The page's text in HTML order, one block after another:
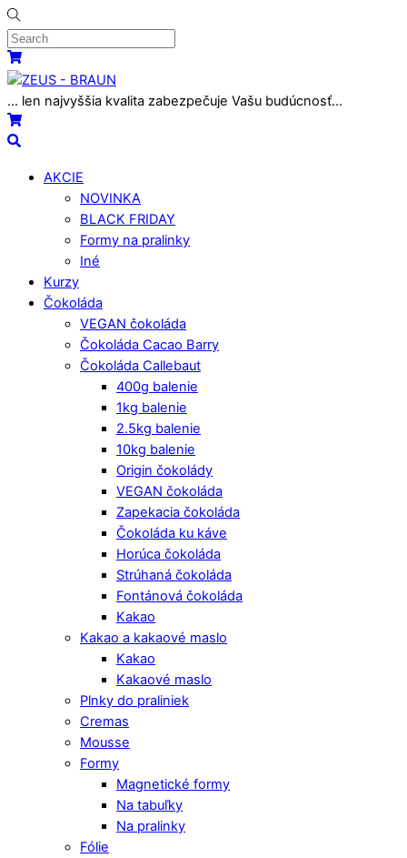
Skip
to
content
Menu
Cart
... len najvyššia kvalita zabezpečuje Vašu budúcnosť...
Cart
Search
AKCIE
NOVINKA
BLACK FRIDAY
Formy na pralinky
Iné
Kurzy
Čokoláda
VEGAN čokoláda
Čokoláda Cacao Barry
Čokoláda Callebaut
400g balenie
1kg balenie
2.5kg balenie
10kg balenie
Origin čokolády
VEGAN čokoláda
Zapekacia čokoláda
Čokoláda ku káve
Horúca čokoláda
Strúhaná čokoláda
Fontánová čokoláda
Kakao
Kakao a kakaové maslo
Kakao
Kakaové maslo
Plnky do praliniek
Cremas
Mousse
Formy
Magnetické formy
Na tabuľky
Na pralinky
Fólie